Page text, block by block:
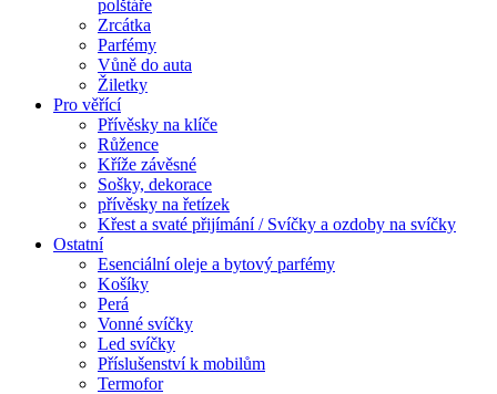
polštáře
Zrcátka
Parfémy
Vůně do auta
Žiletky
Pro věřící
Přívěsky na klíče
Růžence
Kříže závěsné
Sošky, dekorace
přívěsky na řetízek
Křest a svaté přijímání / Svíčky a ozdoby na svíčky
Ostatní
Esenciální oleje a bytový parfémy
Košíky
Perá
Vonné svíčky
Led svíčky
Příslušenství k mobilům
Termofor